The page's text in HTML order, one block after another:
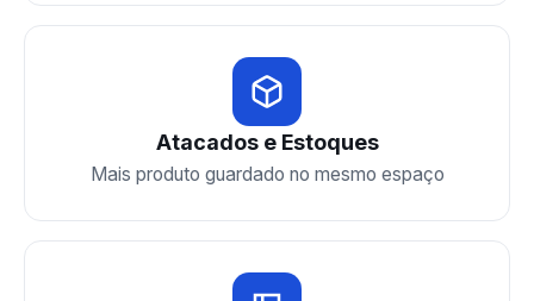
Atacados e Estoques
Mais produto guardado no mesmo espaço